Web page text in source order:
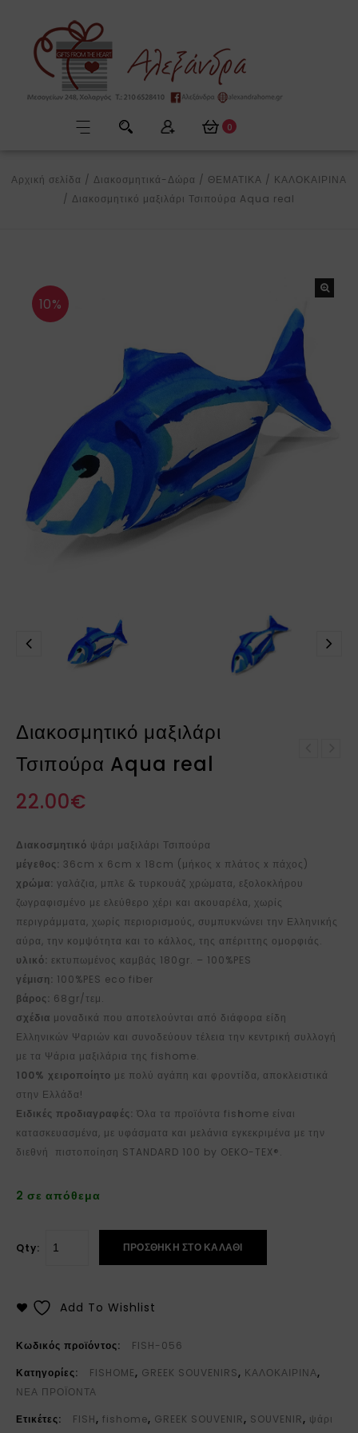
0
Αρχική σελίδα / Διακοσμητικά-Δώρα / ΘΕΜΑΤΙΚΑ / ΚΑΛΟΚΑΙΡΙΝΑ
/ Διακοσμητικό μαξιλάρι Τσιπούρα Aqua real
10%
Διακοσμητικό μαξιλάρι
Τσιπούρα Aqua real
22.00€
Διακοσμητικό ψάρι μαξιλάρι Τσιπούρα
μέγεθος: 36cm x 6cm x 18cm (μήκος x πλάτος x πάχος)
χρώμα: γαλάζια, μπλε & τυρκουάζ χρώματα, εξολοκλήρου
ζωγραφισμένο με ελεύθερο χέρι και ακουαρέλα, χωρίς
περιγράμματα, χωρίς περιορισμούς, συμπυκνώνει την Ελληνικής
αύρα, την κομψότητα και το κάλλος, της απέριττης ομορφιάς.
υλικό: εκτυπωμένος καμβάς 180gr. – 100%PES
γέμιση: 100%PES eco fiber
βάρος: 68gr/τεμ.
σχέδια μοναδικά που αποτελούνται από διάφορα είδη
Ελληνικών Ψαριών και συνοδεύουν τέλεια την κεντρική συλλογή
με τα Ψάρια μαξιλάρια της fishome.
100% χειροποίητο με πολύ αγάπη και φροντίδα, αποκλειστικά
στην Ελλάδα!
Ειδικές προδιαγραφές: Όλα τα προϊόντα fishome είναι
κατασκευασμένα, με υφάσματα και μελάνια εγκεκριμένα με την
διεθνή πιστοποίηση STANDARD 100 by OEKO-TEX®.
2 σε απόθεμα
Qty: ΠΡΟΣΘΉΚΗ ΣΤΟ ΚΑΛΆΘΙ
Add To Wishlist
Κωδικός προϊόντος:
FISH-056
Κατηγορίες:
FISHOME, GREEK SOUVENIRS, ΚΑΛΟΚΑΙΡΙΝΑ,
ΝΕΑ ΠΡΟΪΟΝΤΑ
Ετικέτες:
FISH, fishome, GREEK SOUVENIR, SOUVENIR, ψάρι